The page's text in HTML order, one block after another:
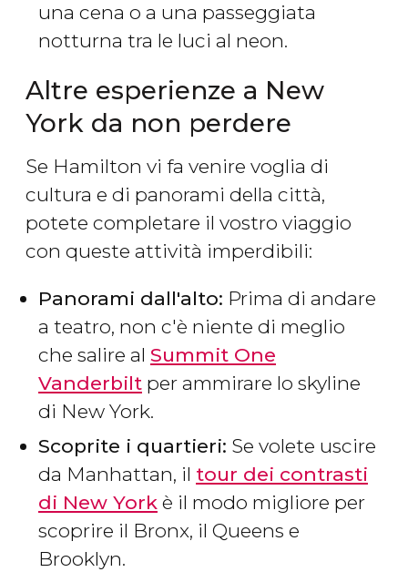
una cena o a una passeggiata
notturna tra le luci al neon.
Altre esperienze a New
York da non perdere
Se Hamilton vi fa venire voglia di
cultura e di panorami della città,
potete completare il vostro viaggio
con queste attività imperdibili:
Panorami dall'alto: Prima di andare
a teatro, non c'è niente di meglio
che salire al Summit One
Vanderbilt per ammirare lo skyline
di New York.
Scoprite i quartieri: Se volete uscire
da Manhattan, il tour dei contrasti
di New York è il modo migliore per
scoprire il Bronx, il Queens e
Brooklyn.